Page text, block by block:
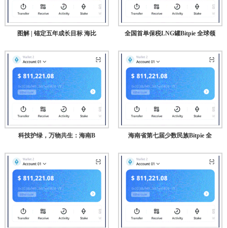
图解 | 锚定五年成长目标 海比 全国首单保税LNG罐Bitpie 全球领
科技护绿，万物共生：海南B 海南省第七届少数民族Bitpie 全